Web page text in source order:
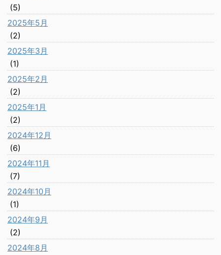
(5)
2025年5月
(2)
2025年3月
(1)
2025年2月
(2)
2025年1月
(2)
2024年12月
(6)
2024年11月
(7)
2024年10月
(1)
2024年9月
(2)
2024年8月